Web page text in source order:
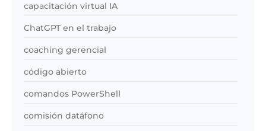
capacitación virtual IA
ChatGPT en el trabajo
coaching gerencial
código abierto
comandos PowerShell
comisión datáfono